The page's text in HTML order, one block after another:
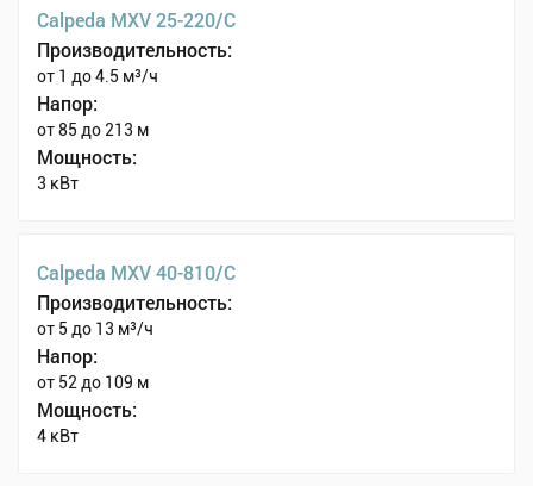
Calpeda MXV 25-220/C
Производительность:
от 1 до 4.5 м³/ч
Напор:
от 85 до 213 м
Мощность:
3 кВт
Calpeda MXV 40-810/C
Производительность:
от 5 до 13 м³/ч
Напор:
от 52 до 109 м
Мощность:
4 кВт